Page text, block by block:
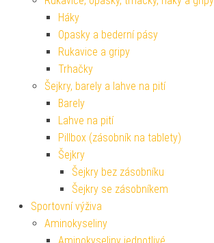
Háky
Opasky a bederní pásy
Rukavice a gripy
Trhačky
Šejkry, barely a lahve na pití
Barely
Lahve na pití
Pillbox (zásobník na tablety)
Šejkry
Šejkry bez zásobníku
Šejkry se zásobníkem
Sportovní výživa
Aminokyseliny